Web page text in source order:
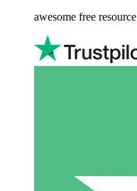
awesome free